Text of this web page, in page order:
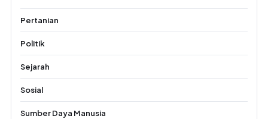
Pertanian
Politik
Sejarah
Sosial
Sumber Daya Manusia